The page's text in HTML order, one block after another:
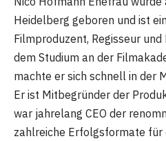
Heidelberg geboren und ist
Filmproduzent, Regisseur
dem Studium an der
machte er sich schnell in der
Er ist Mitbegründer der
war jahrelang CEO der
zahlreiche Erfolgsformate für